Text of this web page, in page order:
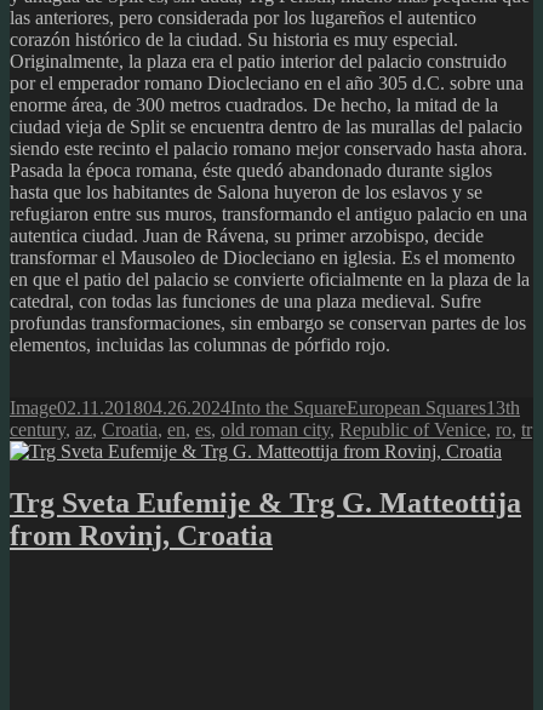
las anteriores, pero considerada por los lugareños el autentico
corazón histórico de la ciudad. Su historia es muy especial.
Originalmente, la plaza era el patio interior del palacio construido
por el emperador romano Diocleciano en el año 305 d.C. sobre una
enorme área, de 300 metros cuadrados. De hecho, la mitad de la
ciudad vieja de Split se encuentra dentro de las murallas del palacio
siendo este recinto el palacio romano mejor conservado hasta ahora.
Pasada la época romana, éste quedó abandonado durante siglos
hasta que los habitantes de Salona huyeron de los eslavos y se
refugiaron entre sus muros, transformando el antiguo palacio en una
autentica ciudad. Juan de Rávena, su primer arzobispo, decide
transformar el Mausoleo de Diocleciano en iglesia. Es el momento
en que el patio del palacio se convierte oficialmente en la plaza de la
catedral, con todas las funciones de una plaza medieval. Sufre
profundas transformaciones, sin embargo se conservan partes de los
elementos, incluidas las columnas de pórfido rojo.
Format
ImagePosted
on
02.11.201804.26.2024Author
Into the SquareCategories
European SquaresTags
13th
century, az, Croatia, en, es, old roman city, Republic of Venice, ro, tr
Trg Sveta Eufemije & Trg G. Matteottija
from Rovinj, Croatia